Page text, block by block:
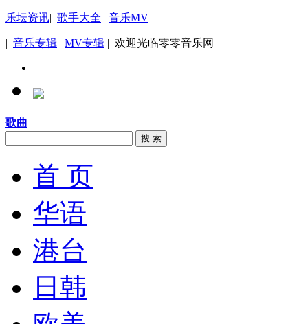
乐坛资讯| 歌手大全| 音乐MV
| 音乐专辑| MV专辑 | 欢迎光临零零音乐网
歌曲
搜 索
首 页
华语
港台
日韩